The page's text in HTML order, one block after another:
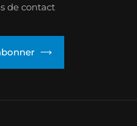
de contact